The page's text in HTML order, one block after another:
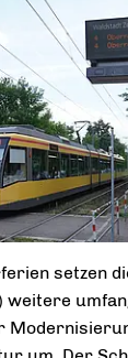
setzen
weitere